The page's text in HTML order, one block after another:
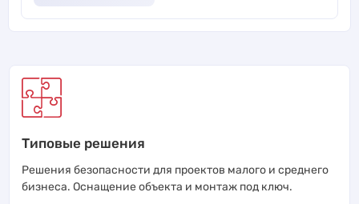
Типовые решения
Решения безопасности для проектов малого и среднего
бизнеса. Оснащение объекта и монтаж под ключ.